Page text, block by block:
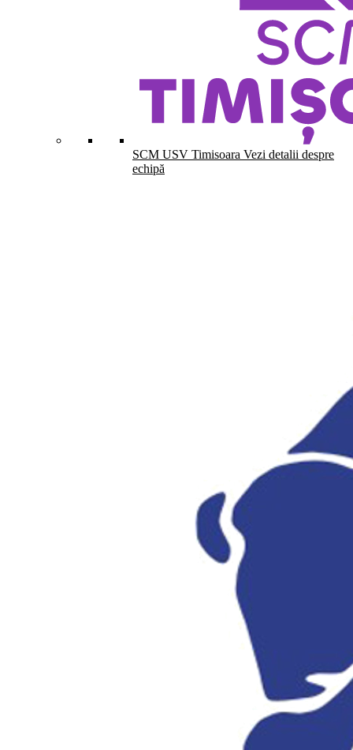
SCM USV Timisoara Vezi detalii despre
echipă